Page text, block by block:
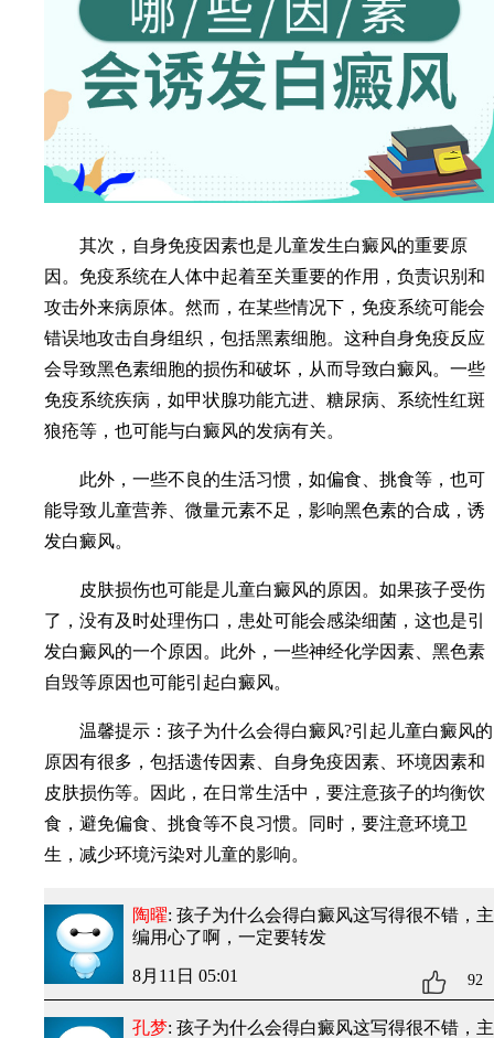
其次，自身免疫因素也是儿童发生白癜风的重要原
因。免疫系统在人体中起着至关重要的作用，负责识别和
攻击外来病原体。然而，在某些情况下，免疫系统可能会
错误地攻击自身组织，包括黑素细胞。这种自身免疫反应
会导致黑色素细胞的损伤和破坏，从而导致白癜风。一些
免疫系统疾病，如甲状腺功能亢进、糖尿病、系统性红斑
狼疮等，也可能与白癜风的发病有关。
此外，一些不良的生活习惯，如偏食、挑食等，也可
能导致儿童营养、微量元素不足，影响黑色素的合成，诱
发白癜风。
皮肤损伤也可能是儿童白癜风的原因。如果孩子受伤
了，没有及时处理伤口，患处可能会感染细菌，这也是引
发白癜风的一个原因。此外，一些神经化学因素、黑色素
自毁等原因也可能引起白癜风。
温馨提示：孩子为什么会得白癜风?引起儿童白癜风的
原因有很多，包括遗传因素、自身免疫因素、环境因素和
皮肤损伤等。因此，在日常生活中，要注意孩子的均衡饮
食，避免偏食、挑食等不良习惯。同时，要注意环境卫
生，减少环境污染对儿童的影响。
陶曜: 孩子为什么会得白癜风这写得很不错，主
编用心了啊，一定要转发
8月11日 05:01 92
孔梦: 孩子为什么会得白癜风这写得很不错，主